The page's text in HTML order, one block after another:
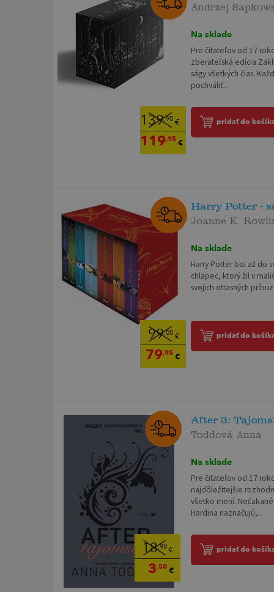
139,90 €
119,95 €
Andrzej
Na sklade
Pre čitateľov od 17
zberateľská edícia
ságy všetkých čias.
pochváliť...
pridať do
99,00€
79,95€
Harry Potter -
Joanne K.
Na sklade
Harry Potter bol až do
chlapec, ktorý žil v
svojich otrasných
pridať do
18,90 €
3,50 €
After 3:
Toddová Anna
Na sklade
Pre čitateľov od 17
najdôležitejšie
všetko mení.
Hardina naznačujú,...
pridať do